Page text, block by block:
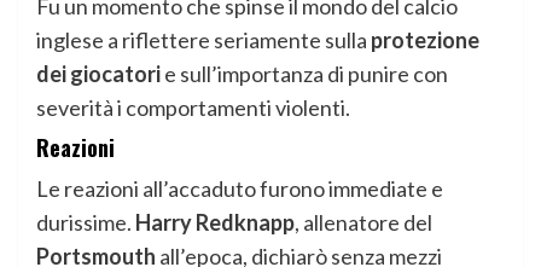
Fu un momento che spinse il mondo del calcio
inglese a riflettere seriamente sulla protezione
dei giocatorie sull’importanza di punire con
severità i comportamenti violenti.
Reazioni
Le reazioni all’accaduto furono immediate e
durissime. Harry Redknapp, allenatore del
Portsmouth all’epoca, dichiarò senza mezzi